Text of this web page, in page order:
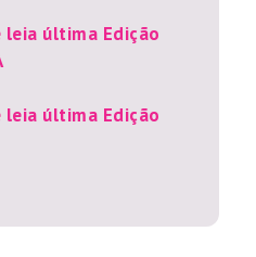
leia última Edição
leia última Edição